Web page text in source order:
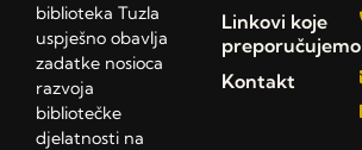
biblioteka Tuzla
uspješno obavlja
zadatke nosioca
razvoja
bibliotečke
djelatnosti na
Linkovi koje
preporučujemo
Kontakt